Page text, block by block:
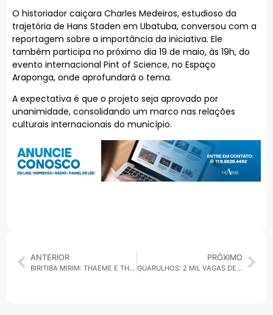
O historiador caiçara Charles Medeiros, estudioso da
trajetória de Hans Staden em Ubatuba, conversou com a
reportagem sobre a importância da iniciativa. Ele
também participa no próximo dia 19 de maio, às 19h, do
evento internacional Pint of Science, no Espaço
Araponga, onde aprofundará o tema.
A expectativa é que o projeto seja aprovado por
unanimidade, consolidando um marco nas relações
culturais internacionais do município.
ANTERIOR
BIRITIBA MIRIM: THAEME E THIAGO FAZEM SHOW GRATUITO NA FESTA DE ANIVERSÁRIO DA CIDADE
PRÓXIMO
GUARULHOS: 2 MIL VAGAS DE EMPREGO SERÃO OFERECIDAS EM EVENTO NO ADAMASTOR